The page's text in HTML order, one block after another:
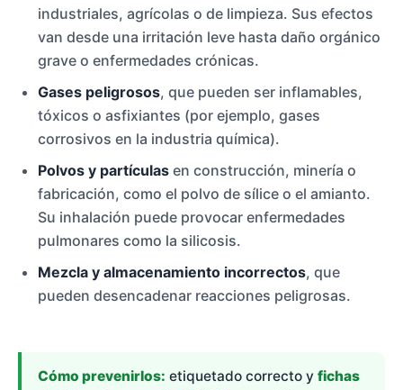
industriales, agrícolas o de limpieza. Sus efectos
van desde una irritación leve hasta daño orgánico
grave o enfermedades crónicas.
Gases peligrosos, que pueden ser inflamables,
tóxicos o asfixiantes (por ejemplo, gases
corrosivos en la industria química).
Polvos y partículas en construcción, minería o
fabricación, como el polvo de sílice o el amianto.
Su inhalación puede provocar enfermedades
pulmonares como la silicosis.
Mezcla y almacenamiento incorrectos, que
pueden desencadenar reacciones peligrosas.
Cómo prevenirlos: etiquetado correcto y fichas